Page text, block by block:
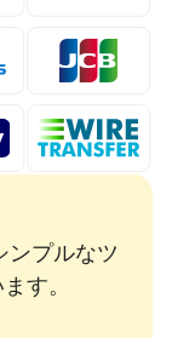
ンプルなツ
す。